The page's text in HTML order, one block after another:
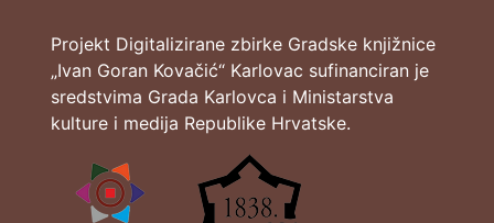
Projekt Digitalizirane zbirke Gradske knjižnice
„Ivan Goran Kovačić“ Karlovac sufinanciran je
sredstvima Grada Karlovca i Ministarstva
kulture i medija Republike Hrvatske.